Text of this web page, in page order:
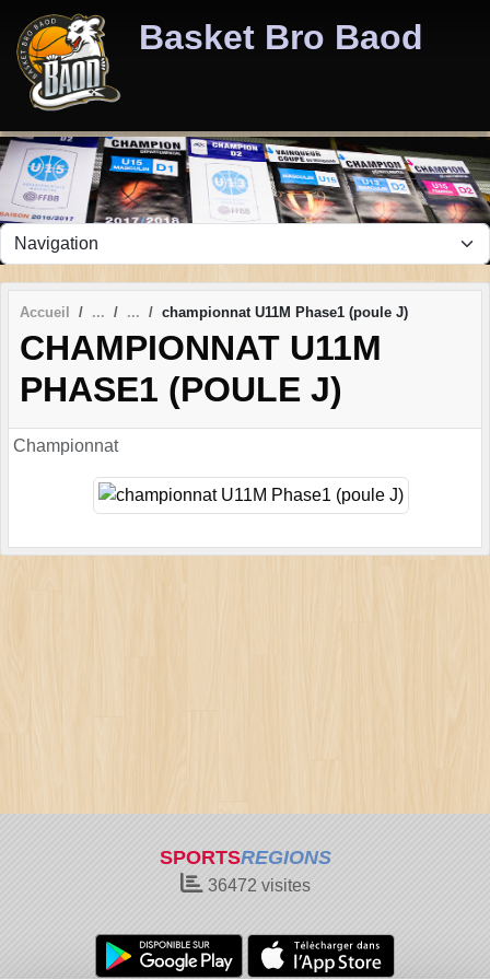
Basket Bro Baod
Accueil championnat U11M Phase1 (poule J)
CHAMPIONNAT U11M
PHASE1 (POULE J)
Championnat
SPORTSREGIONS
36472 visites
Panneau de gestion des cookies